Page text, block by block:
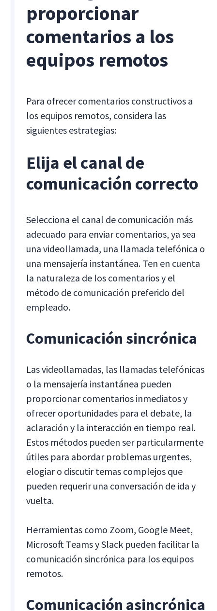
proporcionar
comentarios a los
equipos remotos
Para ofrecer comentarios constructivos a
los equipos remotos, considera las
siguientes estrategias:
Elija el canal de
comunicación correcto
Selecciona el canal de comunicación más
adecuado para enviar comentarios, ya sea
una videollamada, una llamada telefónica o
una mensajería instantánea. Ten en cuenta
la naturaleza de los comentarios y el
método de comunicación preferido del
empleado.
Comunicación sincrónica
Las videollamadas, las llamadas telefónicas
o la mensajería instantánea pueden
proporcionar comentarios inmediatos y
ofrecer oportunidades para el debate, la
aclaración y la interacción en tiempo real.
Estos métodos pueden ser particularmente
útiles para abordar problemas urgentes,
elogiar o discutir temas complejos que
pueden requerir una conversación de ida y
vuelta.
Herramientas como Zoom, Google Meet,
Microsoft Teams y Slack pueden facilitar la
comunicación sincrónica para los equipos
remotos.
Comunicación asincrónica